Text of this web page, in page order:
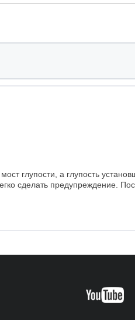
глупости, а глупость
сделать предупреждение.